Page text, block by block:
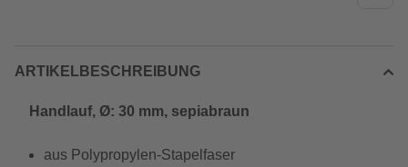
ARTIKELBESCHREIBUNG
Handlauf, Ø: 30 mm, sepiabraun
aus Polypropylen-Stapelfaser